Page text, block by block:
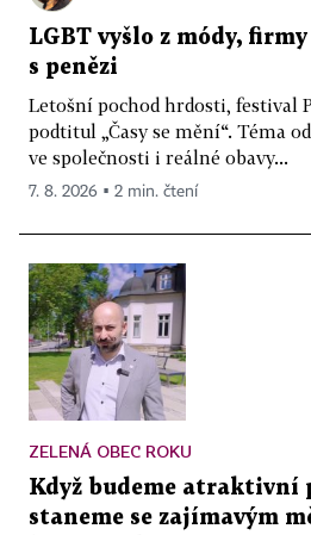
LGBT vyšlo z módy,
s penězi
Letošní pochod hrdosti, festival
podtitul „Časy se mění“. Téma
ve společnosti i reálné obavy...
7. 8. 2026 ▪ 2 min. čtení
ZELENÁ OBEC ROKU
Když budeme atraktivní
staneme se zajímavým